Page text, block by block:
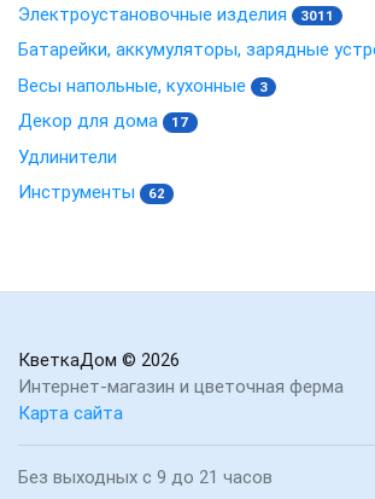
Электроустановочные изделия 3011
Батарейки, аккумуляторы, зарядные
Весы напольные, кухонные 3
Декор для дома 17
Удлинители
Инструменты
62
КветкаДом © 2026
Интернет-магазин и цветочная ферма
Карта сайта
Без выходных с 9 до 21 часов